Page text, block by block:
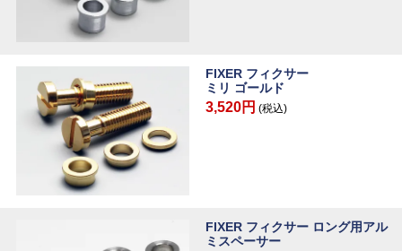
FIXER フィクサー
ミリ ゴールド
3,520円 (税込)
FIXER フィクサー ロング用アル
ミスペーサー